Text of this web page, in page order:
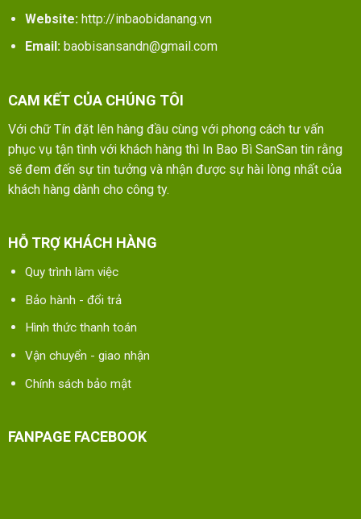
Website: http://inbaobidanang.vn
Email:baobisansandn@gmail.com
CAM KẾT CỦA CHÚNG TÔI
Với chữ Tín đặt lên hàng đầu cùng với phong cách tư vấn
phục vụ tận tình với khách hàng thì In Bao Bì SanSan tin rằng
sẽ đem đến sự tin tưởng và nhận được sự hài lòng nhất của
khách hàng dành cho công ty.
HỖ TRỢ KHÁCH HÀNG
Quy trình làm việc
Bảo hành - đổi trả
Hình thức thanh toán
Vận chuyển - giao nhận
Chính sách bảo mật
FANPAGE FACEBOOK